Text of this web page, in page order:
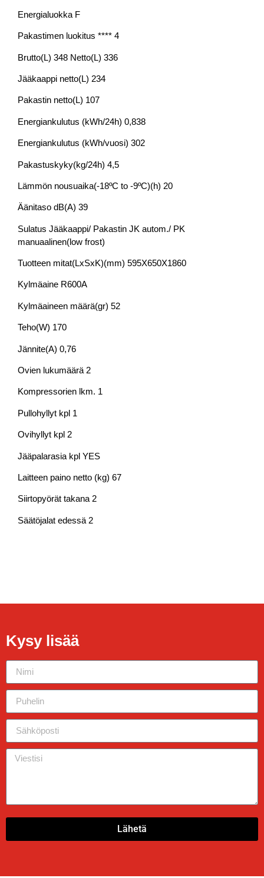
Energialuokka F
Pakastimen luokitus **** 4
Brutto(L) 348 Netto(L) 336
Jääkaappi netto(L) 234
Pakastin netto(L) 107
Energiankulutus (kWh/24h) 0,838
Energiankulutus (kWh/vuosi) 302
Pakastuskyky(kg/24h) 4,5
Lämmön nousuaika(-18ºC to -9ºC)(h) 20
Äänitaso dB(A) 39
Sulatus Jääkaappi/ Pakastin JK autom./ PK
manuaalinen(low frost)
Tuotteen mitat(LxSxK)(mm) 595X650X1860
Kylmäaine R600A
Kylmäaineen määrä(gr) 52
Teho(W) 170
Jännite(A) 0,76
Ovien lukumäärä 2
Kompressorien lkm. 1
Pullohyllyt kpl 1
Ovihyllyt kpl 2
Jääpalarasia kpl YES
Laitteen paino netto (kg) 67
Siirtopyörät takana 2
Säätöjalat edessä 2
Kysy lisää
Lähetä